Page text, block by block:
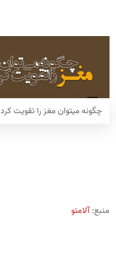
چگونه میتوان مغز را تقویت
منبع:آلامتو